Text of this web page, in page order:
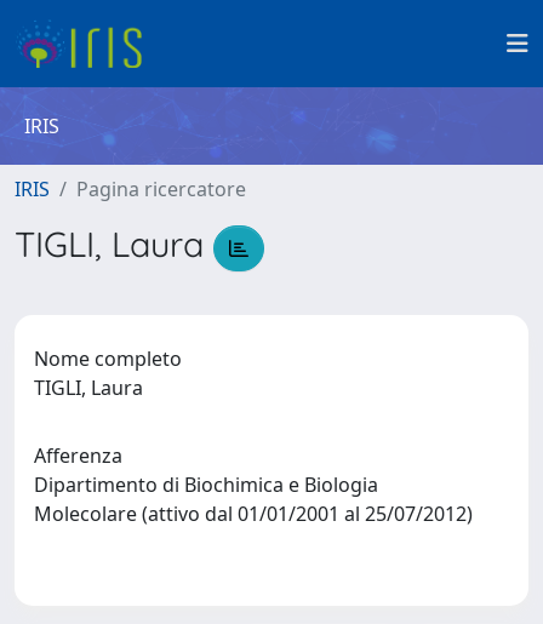
IRIS
IRIS Pagina ricercatore
TIGLI, Laura
Nome completo
TIGLI, Laura
Afferenza
Dipartimento di Biochimica e Biologia
Molecolare (attivo dal 01/01/2001 al 25/07/2012)